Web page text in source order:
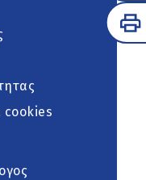
cookies